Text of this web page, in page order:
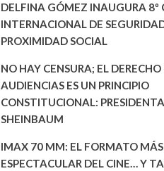
DELFINA GÓMEZ INAUGURA 8º
INTERNACIONAL DE
PROXIMIDAD SOCIAL
NO HAY CENSURA; EL DERECHO
AUDIENCIAS ES UN PRINCIPIO
CONSTITUCIONAL:
SHEINBAUM
IMAX 70 MM: EL FORMATO MÁS
ESPECTACULAR DEL CINE… Y